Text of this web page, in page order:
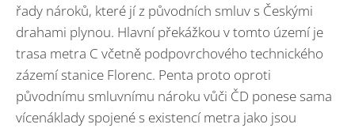
řady nároků, které jí z původních smluv s Českými
drahami plynou. Hlavní překážkou v tomto území je
trasa metra C včetně podpovrchového technického
zázemí stanice Florenc. Penta proto oproti
původnímu smluvnímu nároku vůči ČD ponese sama
vícenáklady spojené s existencí metra jako jsou